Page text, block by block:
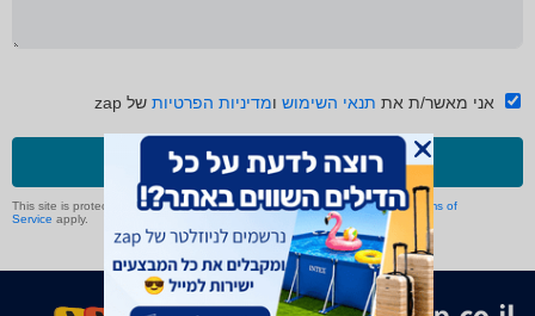
אני מאשר/ת את תנאי השימוש ומדיניות הפרטיות של zap
שליחה
This site is protected by reCAPTCHA and the GooglePrivacy Policyand Terms of
Service apply.